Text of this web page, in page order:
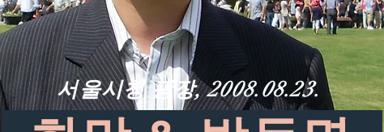
서울시청 광장, 2008.08.23.